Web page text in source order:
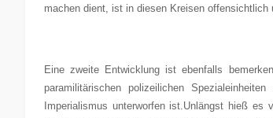
machen dient, ist in diesen Kreisen offensichtlich
Eine zweite Entwicklung ist ebenfalls
paramilitärischen polizeilichen
Imperialismus unterworfen ist.Unlängst hieß es